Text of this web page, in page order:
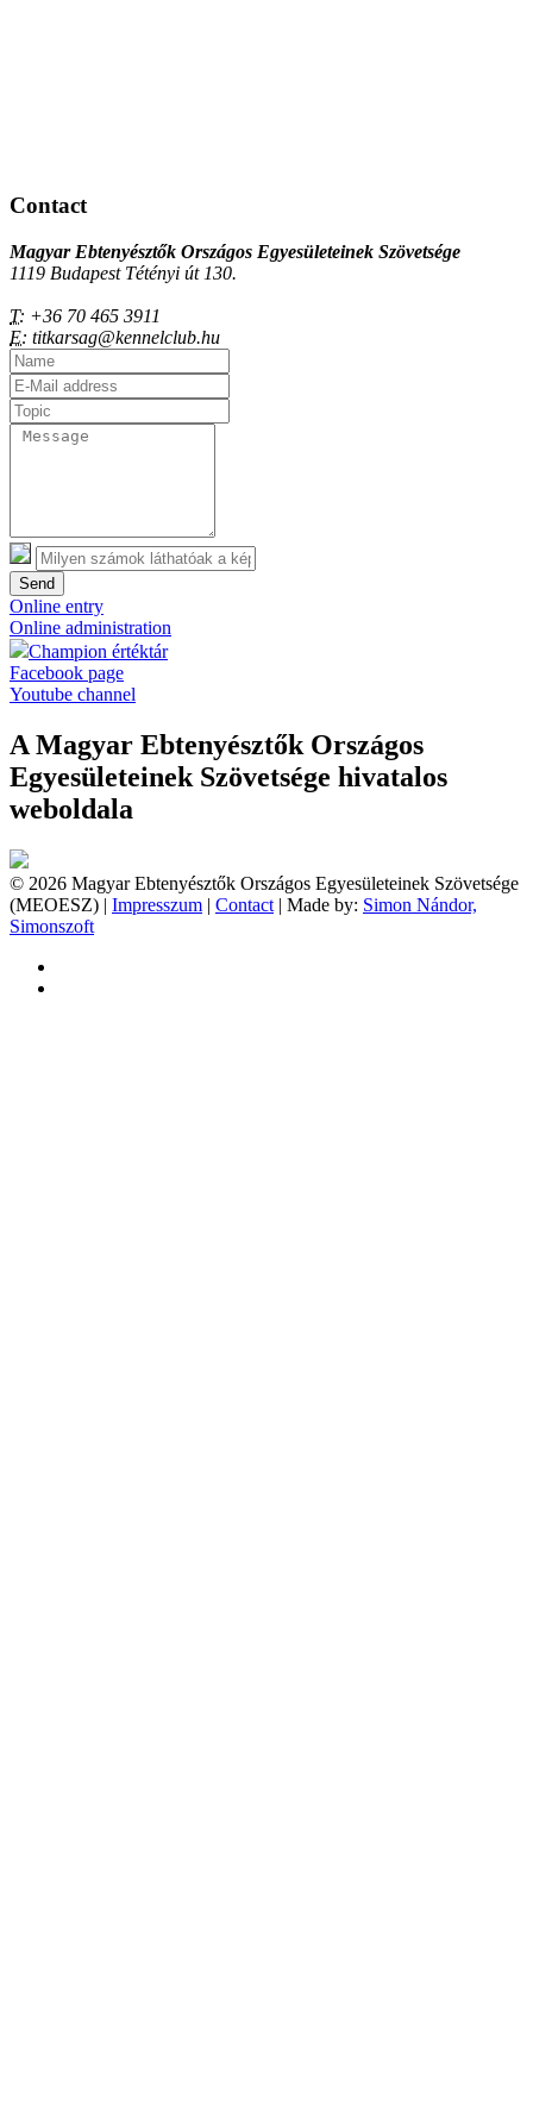
Contact
Magyar Ebtenyésztők Országos Egyesületeinek Szövetsége
1119 Budapest Tétényi út 130.
T: +36 70 465 3911
E: titkarsag@kennelclub.hu
Send
Online entry
Online administration
Champion értéktár
Facebook page
Youtube channel
A Magyar Ebtenyésztők Országos
Egyesületeinek Szövetsége hivatalos
weboldala
© 2026 Magyar Ebtenyésztők Országos Egyesületeinek Szövetsége
(MEOESZ) | Impresszum | Contact | Made by: Simon Nándor,
Simonszoft